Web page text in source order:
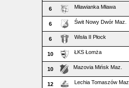
6 Mławianka Mława
6 Świt Nowy Dwór Maz.
6 Wisła II Płock
10 ŁKS Łomża
10 Mazovia Mińsk Maz.
12 Lechia Tomaszów Maz.